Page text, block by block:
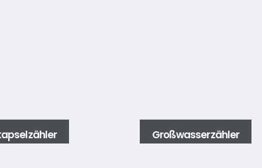
Großwasserzähler